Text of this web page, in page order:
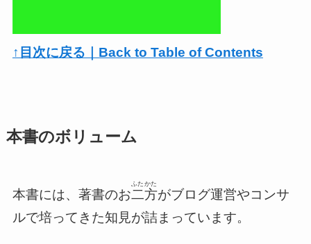
↑目次に戻る｜Back to Table of Contents
本書のボリューム
本書には、著書のお二方
ふたかた
がブログ運営やコンサ
ルで培ってきた知見が詰まっています。